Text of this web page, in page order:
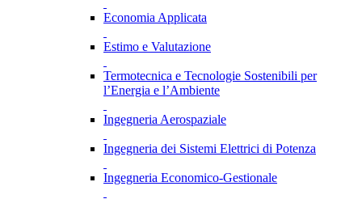
Economia Applicata
Estimo e Valutazione
Termotecnica e Tecnologie Sostenibili per
l’Energia e l’Ambiente
Ingegneria Aerospaziale
Ingegneria dei Sistemi Elettrici di Potenza
Ingegneria Economico-Gestionale